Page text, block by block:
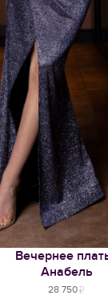
Вечернее
Анабель
28 750